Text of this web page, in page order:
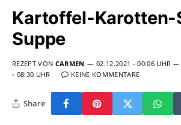
Kartoffel-Karotten-
Suppe
REZEPT VON CARMEN 02.12.2021 - 00:06 UHR
- 08:30 UHR
KEINE KOMMENTARE
Share